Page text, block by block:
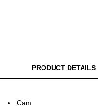
PRODUCT DETAILS
Cam